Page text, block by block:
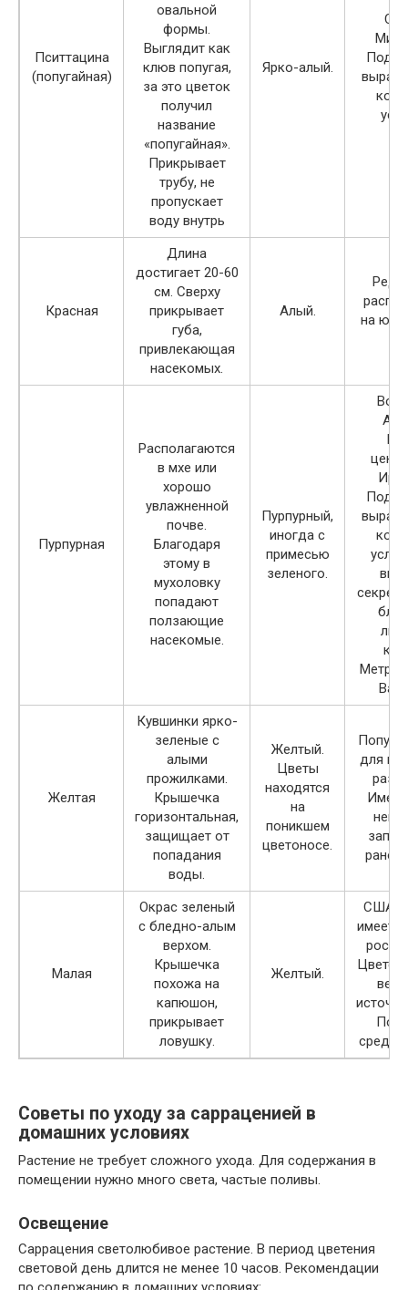
Пситтацина
(попугайная)
овальной
формы.
Выглядит как
клюв попугая,
за это цветок
получил
название
«попугайная».
Прикрывает
трубу, не
пропускает
воду внутрь
Ярко-алый.
Красная
Длина
достигает 20-60
см. Сверху
прикрывает
губа,
привлекающая
насекомых.
Алый.
на
Пурпурная
Располагаются
в мхе или
хорошо
увлажненной
почве.
Благодаря
этому в
мухоловку
попадают
ползающие
насекомые.
Пурпурный,
иногда с
примесью
зеленого.
секрет.
Желтая
Кувшинки ярко-
зеленые с
алыми
прожилками.
Крышечка
горизонтальная,
защищает от
попадания
воды.
Желтый.
Цветы
находятся
на
поникшем
цветоносе.
для
рано,
Малая
Окрас зеленый
с бледно-алым
верхом.
Крышечка
похожа на
капюшон,
прикрывает
ловушку.
Желтый.
США.
имеет
рост
среди
Советы по уходу за сарраценией в
домашних условиях
Растение не требует сложного ухода. Для содержания в
помещении нужно много света, частые поливы.
Освещение
Саррацения светолюбивое растение. В период цветения
световой день длится не менее 10 часов. Рекомендации